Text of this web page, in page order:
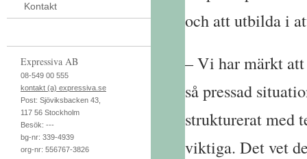
Kontakt
Expressiva AB
08-549 00 555
kontakt (a) expressiva.se
Post: Sjöviksbacken 43
117 56 Stockholm
Besök: ---
bg-nr: 339-4939
org-nr: 556767-3826
och att utbilda i
– Vi har märkt att
så pressad
strukturerat med
viktiga. Det vet